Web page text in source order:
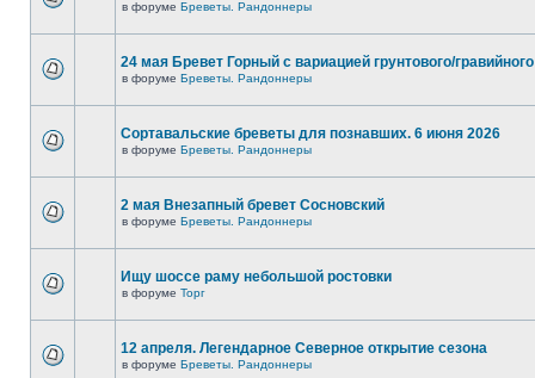
в форуме Бреветы. Рандоннеры
24 мая Бревет Горный с вариацией грунтового/гравийного
в форуме Бреветы. Рандоннеры
Сортавальские бреветы для познавших. 6 июня 2026
в форуме Бреветы. Рандоннеры
2 мая Внезапный бревет Сосновский
в форуме Бреветы. Рандоннеры
Ищу шоссе раму небольшой ростовки
в форуме Торг
12 апреля. Легендарное Северное открытие сезона
в форуме Бреветы. Рандоннеры